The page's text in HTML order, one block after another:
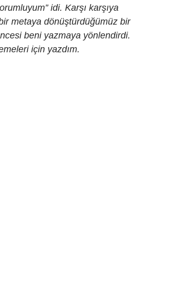
idi. Karşı karşıya
metaya dönüştürdüğümüz bir
beni yazmaya yönlendirdi.
için yazdım.